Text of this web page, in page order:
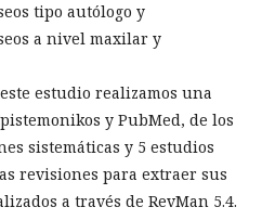
tipo autólogo y
a nivel maxilar y
estudio realizamos una
y PubMed, de los
sistemáticas y 5 estudios
revisiones para extraer sus
a través de RevMan 5.4.